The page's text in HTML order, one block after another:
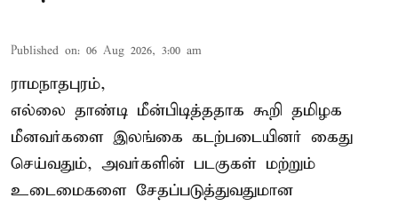
Published on: 06 Aug 2026, 3:00 am
ராமநாதபுரம்,
எல்லை தாண்டி மீன்பிடித்ததாக கூறி தமிழக
மீனவர்களை இலங்கை கடற்படையினர் கைது
செய்வதும், அவர்களின் படகுகள் மற்றும்
உடைமைகளை சேதப்படுத்துவதுமான